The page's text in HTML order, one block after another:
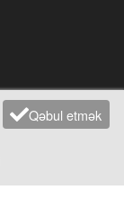
Qəbul etmək